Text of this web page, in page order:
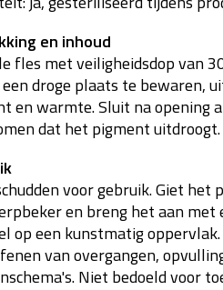
en inhoud
fles met veiligheidsdop van
droge plaats te bewaren,
en warmte. Sluit na opening
dat het pigment uitdroogt.
voor gebruik. Giet het
en breng het aan
op een kunstmatig
van overgangen,
Niet bedoeld voor